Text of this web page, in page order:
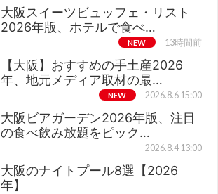
大阪スイーツビュッフェ・リスト
2026年版、ホテルで食べ…
NEW 13時間前
【大阪】おすすめの手土産2026
年、地元メディア取材の最…
NEW 2026.8.6 15:00
大阪ビアガーデン2026年版、注目
の食べ飲み放題をピック…
2026.8.4 13:00
大阪のナイトプール8選【2026
年】